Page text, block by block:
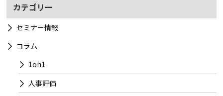
カテゴリー
セミナー情報
コラム
1on1
人事評価